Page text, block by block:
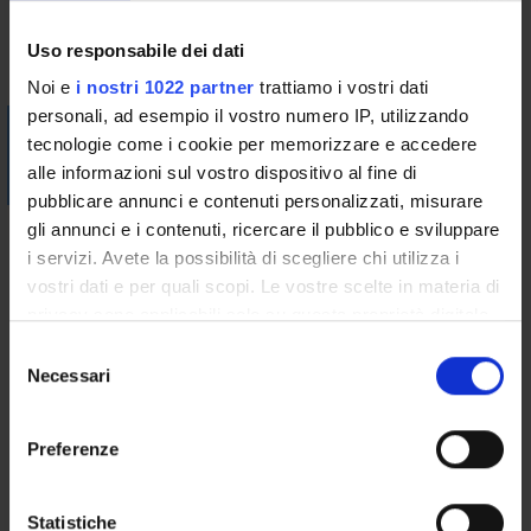
Uso responsabile dei dati
Noi e i nostri 1022 partner trattiamo i vostri dati
personali, ad esempio il vostro numero IP, utilizzando
tecnologie come i cookie per memorizzare e accedere
alle informazioni sul vostro dispositivo al fine di
pubblicare annunci e contenuti personalizzati, misurare
gli annunci e i contenuti, ricercare il pubblico e sviluppare
i servizi. Avete la possibilità di scegliere chi utilizza i
vostri dati e per quali scopi. Le vostre scelte in materia di
modificare o revocare il proprio consenso in qualsiasi
momento dalla Dichiarazione sui cookie o facendo clic
raccogliere informazioni sulla tua posizione
Necessari
Preferenze
Statistiche
Vai alla bibliografia
Visualizza la bibliografia con Leganto, strumento che il
Sistema Bibliotecario mette a disposizione per recuperare i
testi in programma d'esame in modo semplice e innovativo.
Modalità didattiche
Lezioni frontali con slides. Frequenza del 100% delle lezioni per
Modalità di verifica dell'apprendimento
Le/gli studentesse/studenti con disabilità o disturbi